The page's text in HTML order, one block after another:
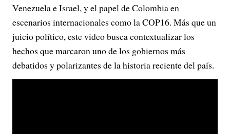
Venezuela e Israel, y el papel de Colombia en
escenarios internacionales como la COP16. Más que un
juicio político, este video busca contextualizar los
hechos que marcaron uno de los gobiernos más
debatidos y polarizantes de la historia reciente del país.